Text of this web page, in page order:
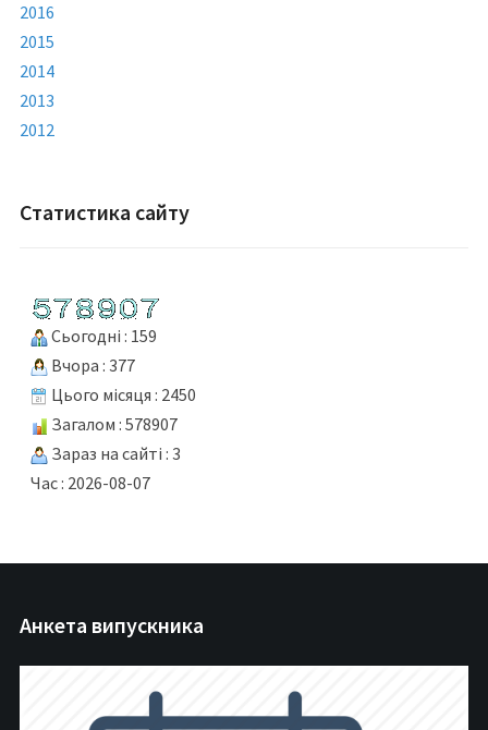
2016
2015
2014
2013
2012
Статистика сайту
Сьогодні : 159
Вчора : 377
Цього місяця : 2450
Загалом : 578907
Зараз на сайті : 3
Час : 2026-08-07
Анкета випускника